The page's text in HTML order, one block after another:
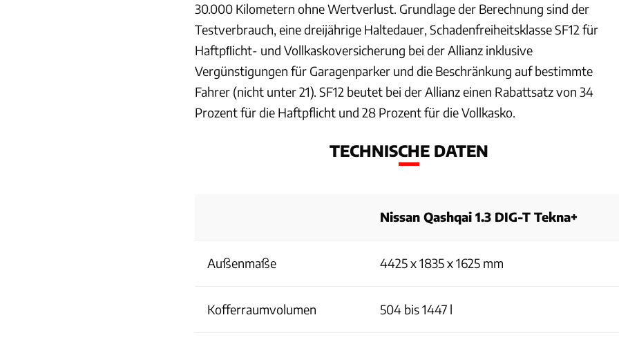
30.000 Kilometern ohne Wertverlust. Grundlage der Berechnung sind der
Testverbrauch, eine dreijährige Haltedauer, Schadenfreiheitsklasse SF12 für
Haftpﬂicht- und Vollkaskoversicherung bei der Allianz inklusive
Vergünstigungen für Garagenparker und die Beschränkung auf bestimmte
Fahrer (nicht unter 21). SF12 beutet bei der Allianz einen Rabattsatz von 34
Prozent für die Haftpflicht und 28 Prozent für die Vollkasko.
TECHNISCHE DATEN
Nissan Qashqai 1.3 DIG-T Tekna+
Außenmaße 4425 x 1835 x 1625 mm
Kofferraumvolumen 504 bis 1447 l